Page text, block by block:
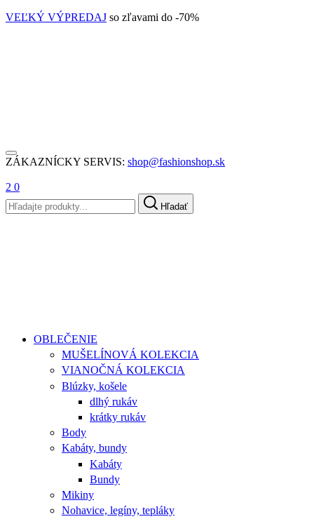
VEĽKÝ VÝPREDAJ so zľavami do -70%
ZÁKAZNÍCKY SERVIS: shop@fashionshop.sk
2 0
Hľadať
OBLEČENIE
MUŠELÍNOVÁ KOLEKCIA
VIANOČNÁ KOLEKCIA
Blúzky, košele
dlhý rukáv
krátky rukáv
Body
Kabáty, bundy
Kabáty
Bundy
Mikiny
Nohavice, legíny, tepláky